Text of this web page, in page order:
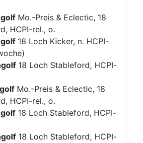
Mo.-Preis & Eclectic, 18
HCPI-rel., o.
18 Loch Kicker, n. HCPI-
18 Loch Stableford, HCPI-
Mo.-Preis & Eclectic, 18
HCPI-rel., o.
18 Loch Stableford, HCPI-
18 Loch Stableford, HCPI-